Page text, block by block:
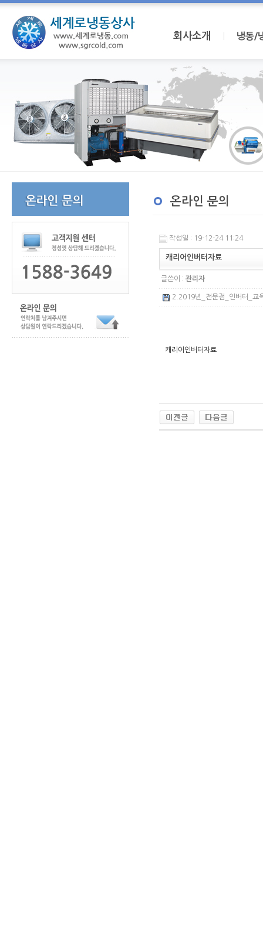
회사소개 냉동/
온라인 문의
작성일 : 19-12-24 11:24
캐리어인버터자료
글쓴이 : 관리자
2.2019년_전문점_인버터_
캐리어인버터자료